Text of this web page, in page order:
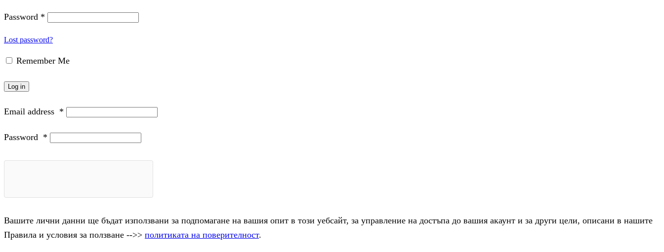
Password *
Lost password?
Remember Me
Log in
Email address *
Password *
Вашите лични данни ще бъдат използвани за подпомагане на вашия опит в този уебсайт, за управление на достъпа до вашия акаунт и за други цели, описани в нашите
Правила и условия за ползване -->> политиката на поверителност.